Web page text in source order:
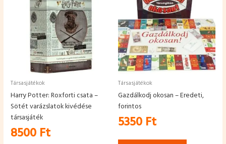
Társasjátékok
Harry Potter: Roxforti csata –
Sötét varázslatok kivédése
társasjáték
8500 Ft
Társasjátékok
Gazdálkodj okosan – Eredeti,
forintos
5350 Ft